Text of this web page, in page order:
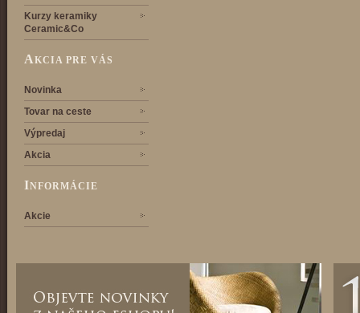
Kurzy keramiky
Ceramic&Co
AKCIA PRE VÁS
Novinka
Tovar na ceste
Výpredaj
Akcia
INFORMÁCIE
Akcie